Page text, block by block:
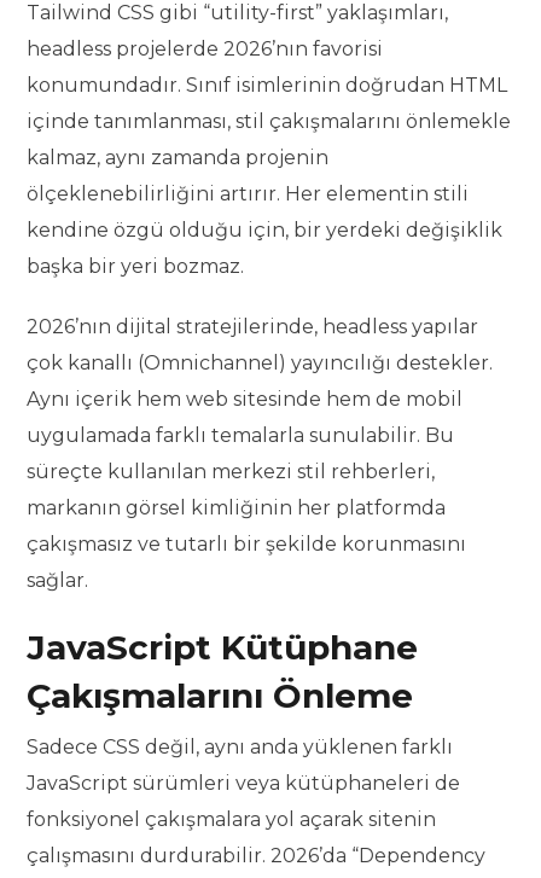
Tailwind CSS gibi “utility-first” yaklaşımları,
headless projelerde 2026’nın favorisi
konumundadır. Sınıf isimlerinin doğrudan HTML
içinde tanımlanması, stil çakışmalarını önlemekle
kalmaz, aynı zamanda projenin
ölçeklenebilirliğini artırır. Her elementin stili
kendine özgü olduğu için, bir yerdeki değişiklik
başka bir yeri bozmaz.
2026’nın dijital stratejilerinde, headless yapılar
çok kanallı (Omnichannel) yayıncılığı destekler.
Aynı içerik hem web sitesinde hem de mobil
uygulamada farklı temalarla sunulabilir. Bu
süreçte kullanılan merkezi stil rehberleri,
markanın görsel kimliğinin her platformda
çakışmasız ve tutarlı bir şekilde korunmasını
sağlar.
JavaScript Kütüphane
Çakışmalarını Önleme
Sadece CSS değil, aynı anda yüklenen farklı
JavaScript sürümleri veya kütüphaneleri de
fonksiyonel çakışmalara yol açarak sitenin
çalışmasını durdurabilir. 2026’da “Dependency